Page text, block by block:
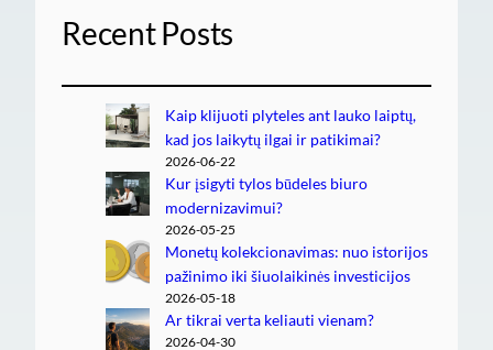
Recent Posts
Kaip klijuoti plyteles ant lauko laiptų,
kad jos laikytų ilgai ir patikimai?
2026-06-22
Kur įsigyti tylos būdeles biuro
modernizavimui?
2026-05-25
Monetų kolekcionavimas: nuo istorijos
pažinimo iki šiuolaikinės investicijos
2026-05-18
Ar tikrai verta keliauti vienam?
2026-04-30